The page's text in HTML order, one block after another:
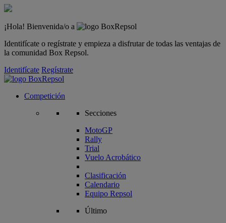
¡Hola! Bienvenida/o a
Identifícate o regístrate y empieza a disfrutar de todas las ventajas de
la comunidad Box Repsol.
Identifícate Regístrate
Competición
Secciones
MotoGP
Rally
Trial
Vuelo Acrobático
Clasificación
Calendario
Equipo Repsol
Último